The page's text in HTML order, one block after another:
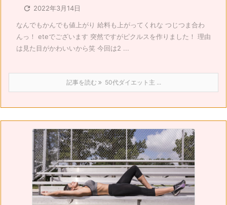
 2022年3月14日
なんでもかんでも値上がり 給料も上がってくれな つじつま合わ
んっ！ eteでございます 突然ですがピクルスを作りました！ 理由
は見た目がかわいいから笑 今回は2 ...
記事を読む 50代ダイエット主 ...